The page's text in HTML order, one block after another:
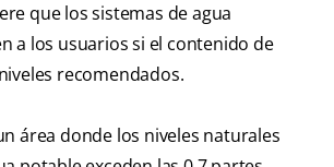
que los sistemas de agua
a los usuarios si el contenido de
recomendados.
área donde los niveles naturales